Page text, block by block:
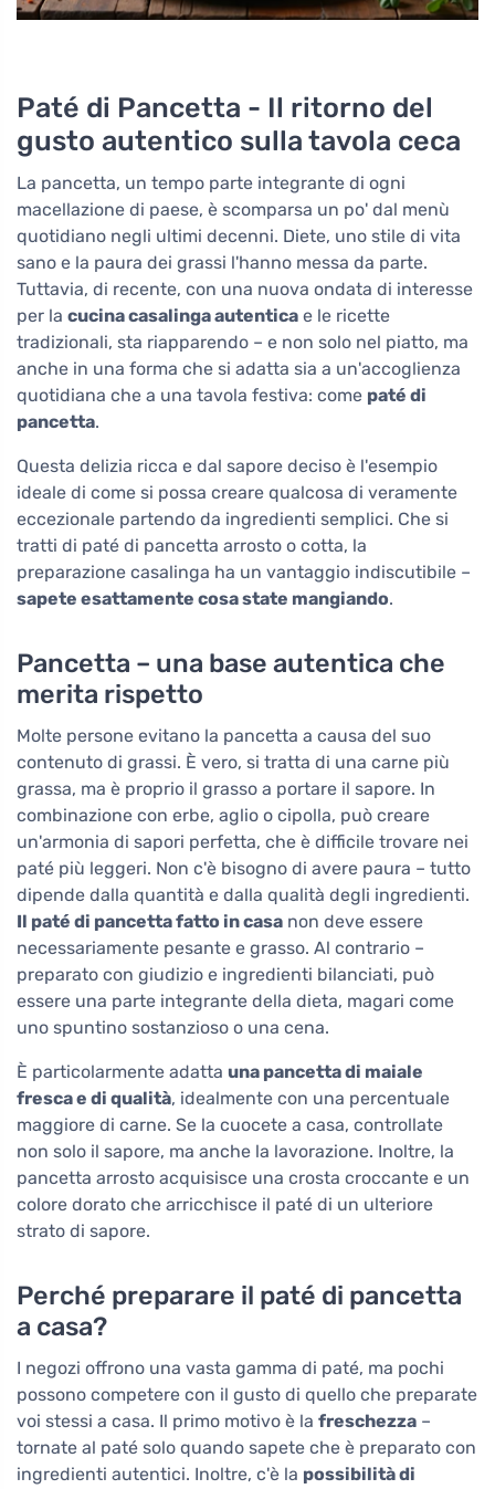
Paté di Pancetta - Il ritorno del
gusto autentico sulla tavola ceca
La pancetta, un tempo parte integrante di ogni
macellazione di paese, è scomparsa un po' dal menù
quotidiano negli ultimi decenni. Diete, uno stile di vita
sano e la paura dei grassi l'hanno messa da parte.
Tuttavia, di recente, con una nuova ondata di interesse
per la cucina casalinga autentica e le ricette
tradizionali, sta riapparendo – e non solo nel piatto, ma
anche in una forma che si adatta sia a un'accoglienza
quotidiana che a una tavola festiva: come paté di
pancetta.
Questa delizia ricca e dal sapore deciso è l'esempio
ideale di come si possa creare qualcosa di veramente
eccezionale partendo da ingredienti semplici. Che si
tratti di paté di pancetta arrosto o cotta, la
preparazione casalinga ha un vantaggio indiscutibile –
sapete esattamente cosa state mangiando.
Pancetta – una base autentica che
merita rispetto
Molte persone evitano la pancetta a causa del suo
contenuto di grassi. È vero, si tratta di una carne più
grassa, ma è proprio il grasso a portare il sapore. In
combinazione con erbe, aglio o cipolla, può creare
un'armonia di sapori perfetta, che è difficile trovare nei
paté più leggeri. Non c'è bisogno di avere paura – tutto
dipende dalla quantità e dalla qualità degli ingredienti.
Il paté di pancetta fatto in casa non deve essere
necessariamente pesante e grasso. Al contrario –
preparato con giudizio e ingredienti bilanciati, può
essere una parte integrante della dieta, magari come
uno spuntino sostanzioso o una cena.
È particolarmente adatta una pancetta di maiale
fresca e di qualità, idealmente con una percentuale
maggiore di carne. Se la cuocete a casa, controllate
non solo il sapore, ma anche la lavorazione. Inoltre, la
pancetta arrosto acquisisce una crosta croccante e un
colore dorato che arricchisce il paté di un ulteriore
strato di sapore.
Perché preparare il paté di pancetta
a casa?
I negozi offrono una vasta gamma di paté, ma pochi
possono competere con il gusto di quello che preparate
voi stessi a casa. Il primo motivo è la freschezza –
tornate al paté solo quando sapete che è preparato con
ingredienti autentici. Inoltre, c'è la possibilità di